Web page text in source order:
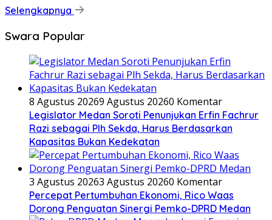
Selengkapnya
Swara Popular
8 Agustus 20269 Agustus 20260 Komentar
Legislator Medan Soroti Penunjukan Erfin Fachrur
Razi sebagai Plh Sekda, Harus Berdasarkan
Kapasitas Bukan Kedekatan
3 Agustus 20263 Agustus 20260 Komentar
Percepat Pertumbuhan Ekonomi, Rico Waas
Dorong Penguatan Sinergi Pemko-DPRD Medan